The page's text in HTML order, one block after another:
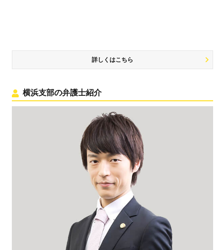
詳しくはこちら
横浜支部の弁護士紹介